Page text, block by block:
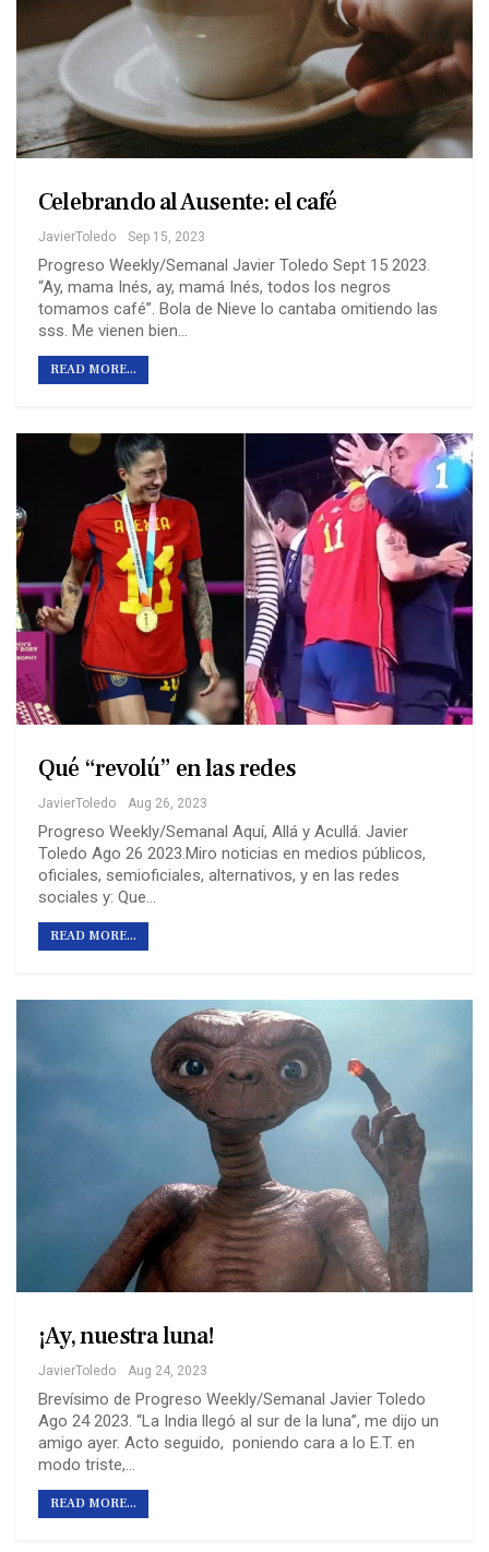
Celebrando al Ausente: el café
JavierToledo Sep 15, 2023
Progreso Weekly/Semanal Javier Toledo Sept 15 2023.
“Ay, mama Inés, ay, mamá Inés, todos los negros
tomamos café”. Bola de Nieve lo cantaba omitiendo las
sss. Me vienen bien…
READ MORE...
Qué “revolú” en las redes
JavierToledo Aug 26, 2023
Progreso Weekly/Semanal Aquí, Allá y Acullá. Javier
Toledo Ago 26 2023.Miro noticias en medios públicos,
oficiales, semioficiales, alternativos, y en las redes
sociales y: Que…
READ MORE...
¡Ay, nuestra luna!
JavierToledo Aug 24, 2023
Brevísimo de Progreso Weekly/Semanal Javier Toledo
Ago 24 2023. “La India llegó al sur de la luna”, me dijo un
amigo ayer. Acto seguido, poniendo cara a lo E.T. en
modo triste,…
READ MORE...